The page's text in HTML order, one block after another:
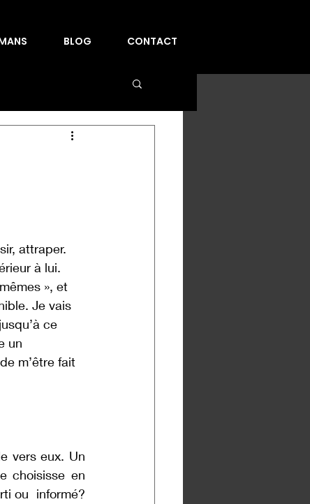
BLOG CONTACT
attraper.
à lui.
», et
Je vais
ce
un
m’être fait
vers eux. Un
choisisse en
ou  informé?